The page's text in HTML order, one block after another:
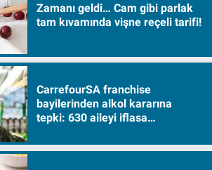
Zamanı geldi… Cam gibi parlak
tam kıvamında vişne reçeli tarifi!
CarrefourSA franchise
bayilerinden alkol kararına
tepki: 630 aileyi iflasa